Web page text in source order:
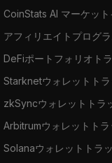
CoinStats AI マーケッ
アフィリエイトプログラ
DeFiポートフォリオト
Starknetウォレットト
zkSyncウォレットトラ
Arbitrumウォレットトラ
Solanaウォレットトラ